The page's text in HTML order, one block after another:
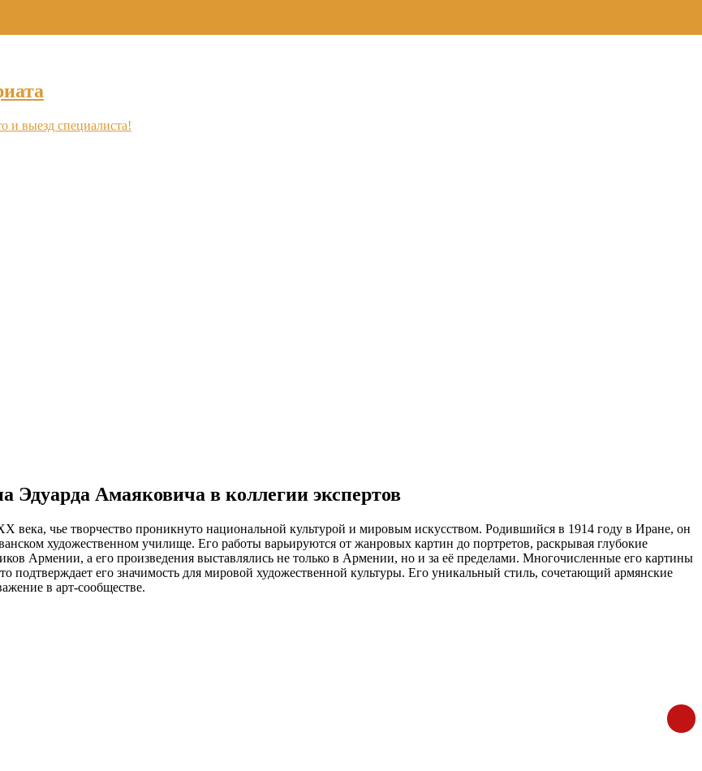
и выезд специалиста!
Эдуарда Амаяковича в коллегии экспертов
чье творчество проникнуто национальной культурой и мировым искусством. Родившийся в 1914 году в Иране, он
художественном училище. Его работы варьируются от жанровых картин до портретов, раскрывая глубокие
Армении, а его произведения выставлялись не только в Армении, но и за её пределами. Многочисленные его картины
подтверждает его значимость для мировой художественной культуры. Его уникальный стиль, сочетающий армянские
в арт-сообществе.